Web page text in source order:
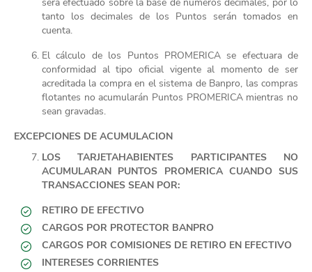
tanto los decimales de los Puntos serán tomados en
cuenta.
El cálculo de los Puntos PROMERICA se efectuara de
conformidad al tipo oficial vigente al momento de ser
acreditada la compra en el sistema de Banpro, las compras
flotantes no acumularán Puntos PROMERICA mientras no
sean gravadas.
EXCEPCIONES DE ACUMULACION
LOS TARJETAHABIENTES PARTICIPANTES NO
ACUMULARAN PUNTOS PROMERICA CUANDO SUS
TRANSACCIONES SEAN POR:
RETIRO DE EFECTIVO
CARGOS POR PROTECTOR BANPRO
CARGOS POR COMISIONES DE RETIRO EN EFECTIVO
INTERESES CORRIENTES